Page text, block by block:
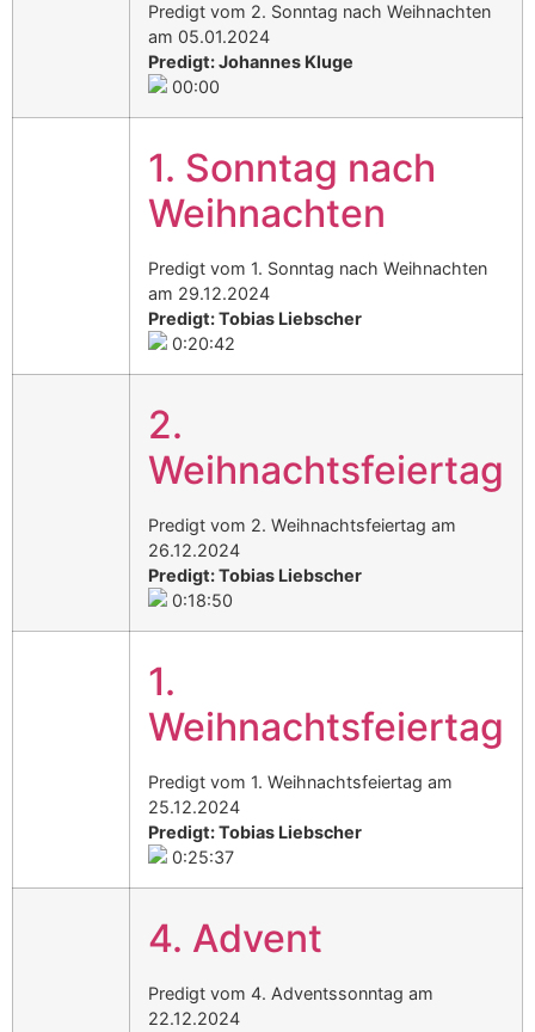
Predigt vom 2. Sonntag nach Weihnachten
am 05.01.2024
Predigt: Johannes Kluge
00:00
1. Sonntag nach
Weihnachten
Predigt vom 1. Sonntag nach Weihnachten
am 29.12.2024
Predigt: Tobias Liebscher
0:20:42
2.
Weihnachtsfeiertag
Predigt vom 2. Weihnachtsfeiertag am
26.12.2024
Predigt: Tobias Liebscher
0:18:50
1.
Weihnachtsfeiertag
Predigt vom 1. Weihnachtsfeiertag am
25.12.2024
Predigt: Tobias Liebscher
0:25:37
4. Advent
Predigt vom 4. Adventssonntag am
22.12.2024